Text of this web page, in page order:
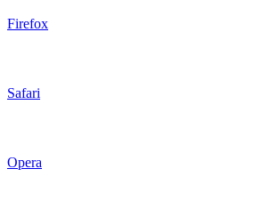
Firefox
Safari
Opera